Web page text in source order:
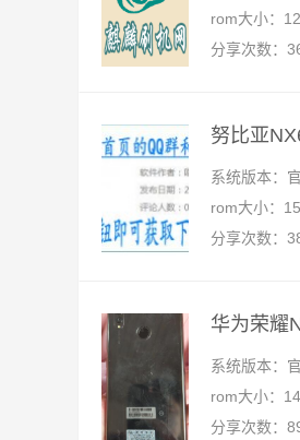
rom大小：
分享次数：
努比亚
系统版本：
rom大小：
分享次数：
华为荣耀
系统版本：
rom大小：
分享次数：